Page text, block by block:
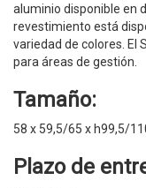
aluminio disponible en
revestimiento está
variedad de colores. El
para áreas de gestión.
Tamaño:
58 x 59,5/65 x h99,5/
Plazo de